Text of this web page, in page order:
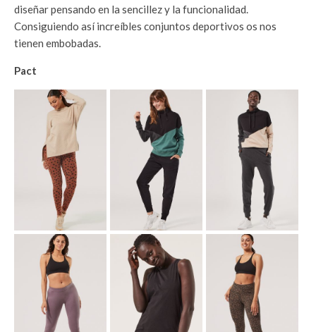
diseñar pensando en la sencillez y la funcionalidad.
Consiguiendo así increíbles conjuntos deportivos os nos
tienen embobadas.
Pact